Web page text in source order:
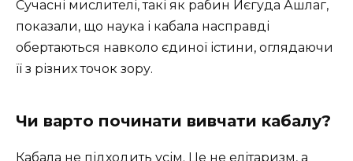
Сучасні мислителі, такі як рабин Йєгуда Ашлаг,
показали, що наука і кабала насправді
обертаються навколо єдиної істини, оглядаючи
її з різних точок зору.
Чи варто починати вивчати кабалу?
Кабала не підходить усім. Це не елітаризм, а